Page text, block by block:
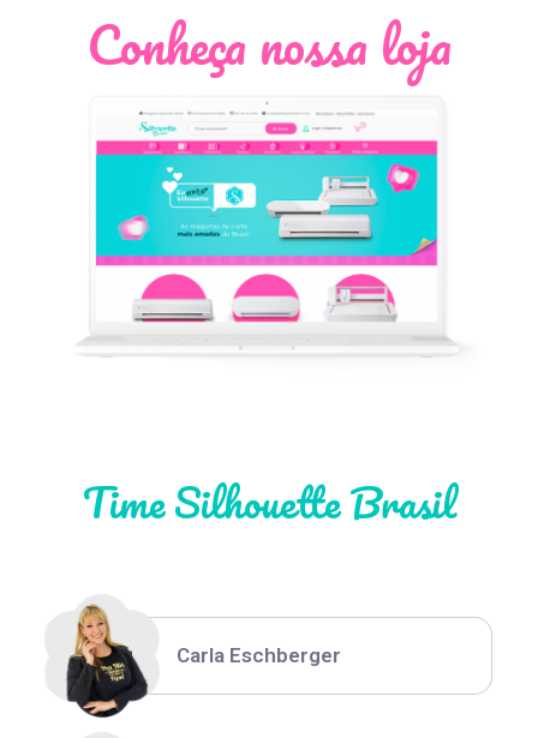
Conheça nossa loja
Time Silhouette Brasil
Léia Pastori
Thiara Ney
Carla Eschberger